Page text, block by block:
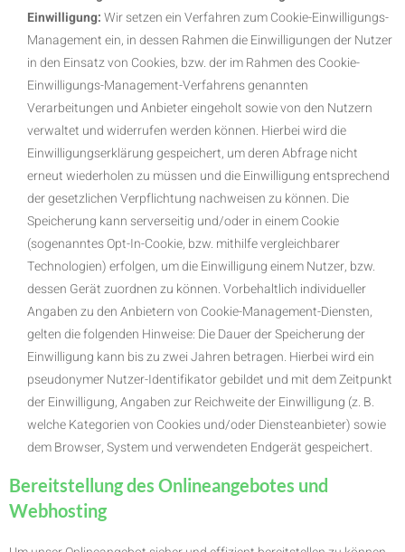
Einwilligung:Wir setzen ein Verfahren zum Cookie-Einwilligungs-
Management ein, in dessen Rahmen die Einwilligungen der Nutzer
in den Einsatz von Cookies, bzw. der im Rahmen des Cookie-
Einwilligungs-Management-Verfahrens genannten
Verarbeitungen und Anbieter eingeholt sowie von den Nutzern
verwaltet und widerrufen werden können. Hierbei wird die
Einwilligungserklärung gespeichert, um deren Abfrage nicht
erneut wiederholen zu müssen und die Einwilligung entsprechend
der gesetzlichen Verpflichtung nachweisen zu können. Die
Speicherung kann serverseitig und/oder in einem Cookie
(sogenanntes Opt-In-Cookie, bzw. mithilfe vergleichbarer
Technologien) erfolgen, um die Einwilligung einem Nutzer, bzw.
dessen Gerät zuordnen zu können. Vorbehaltlich individueller
Angaben zu den Anbietern von Cookie-Management-Diensten,
gelten die folgenden Hinweise: Die Dauer der Speicherung der
Einwilligung kann bis zu zwei Jahren betragen. Hierbei wird ein
pseudonymer Nutzer-Identifikator gebildet und mit dem Zeitpunkt
der Einwilligung, Angaben zur Reichweite der Einwilligung (z. B.
welche Kategorien von Cookies und/oder Diensteanbieter) sowie
dem Browser, System und verwendeten Endgerät gespeichert.
Bereitstellung des Onlineangebotes und
Webhosting